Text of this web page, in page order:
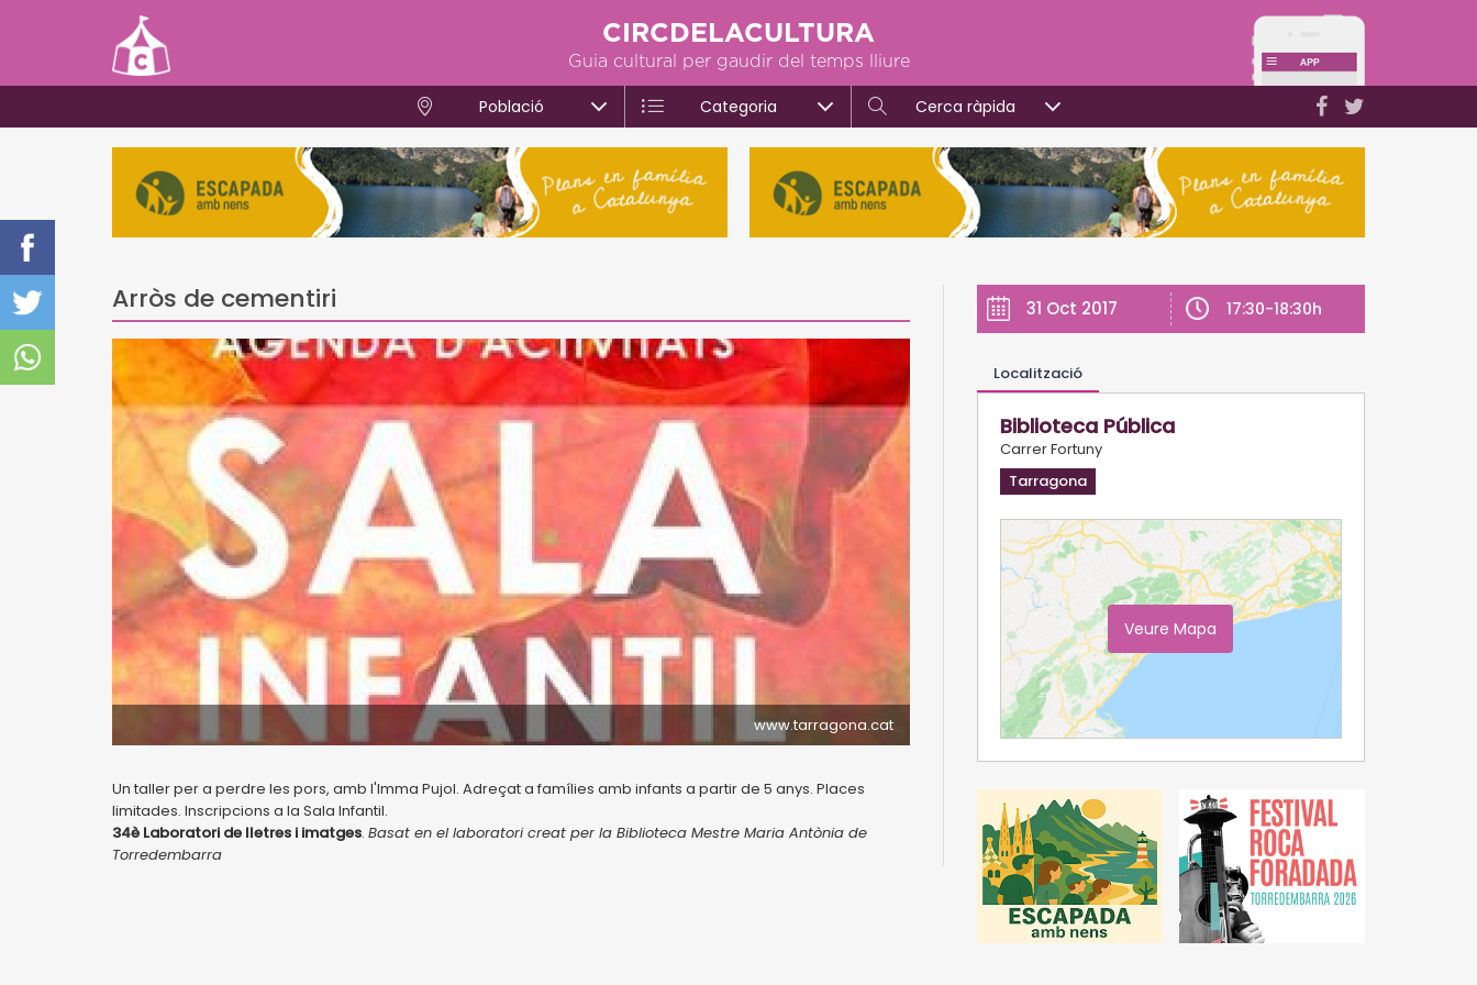
CIRCDELACULTURA
Guia cultural per gaudir del temps lliure
Població Categoria Cerca ràpida
Arròs de cementiri
www.tarragona.cat
Un taller per a perdre les pors, amb l'Imma Pujol. Adreçat a famílies amb infants a partir de 5 anys. Places
limitades. Inscripcions a la Sala Infantil.
34è Laboratori de lletres i imatges. Basat en el laboratori creat per la Biblioteca Mestre Maria Antònia de
Torredembarra
31 Oct 2017 17:30-18:30h
Localització
Biblioteca Pública
Carrer Fortuny
Tarragona
Veure Mapa